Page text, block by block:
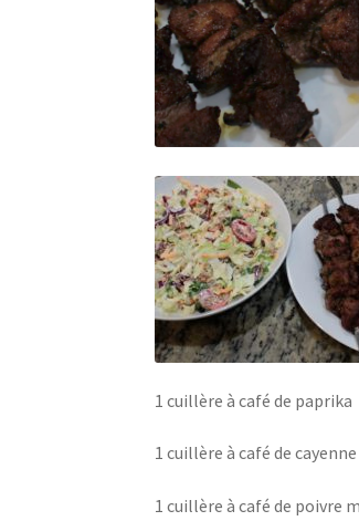
1 cuillère à café de paprika
1 cuillère à café de cayenne
1 cuillère à café de poivre